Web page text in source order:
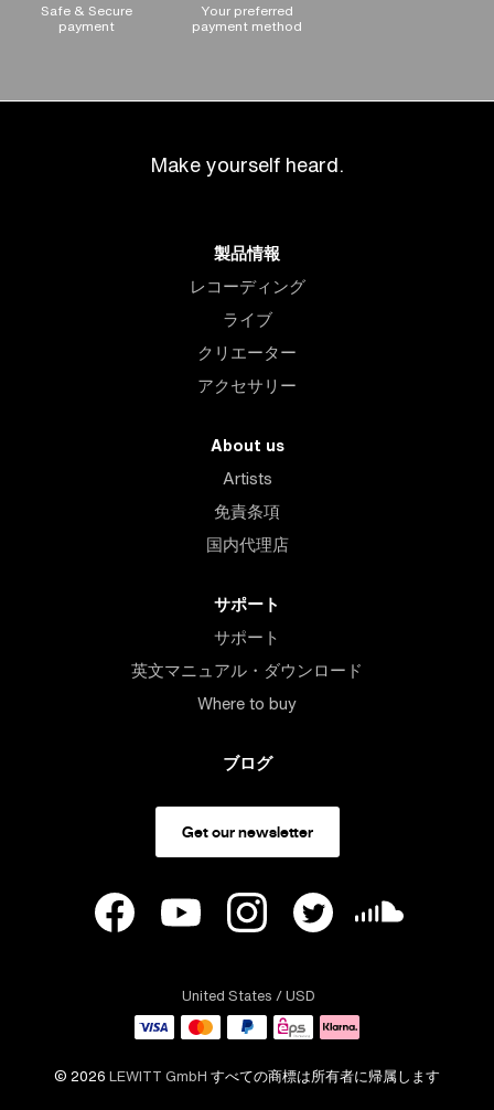
Safe & Secure
payment
Your preferred
payment method
Make yourself heard.
製品情報
レコーディング
ライブ
クリエーター
アクセサリー
About us
Artists
免責条項
国内代理店
サポート
サポート
英文マニュアル・ダウンロード
Where to buy
ブログ
Get our newsletter
United States / USD
© 2026 LEWITT GmbH すべての商標は所有者に帰属します